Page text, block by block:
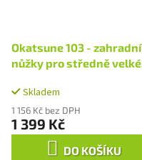
Okatsune 103 - zahradní
nůžky pro středně velké
Skladem
1 156 Kč bez DPH
1 399 Kč
DO KOŠÍKU